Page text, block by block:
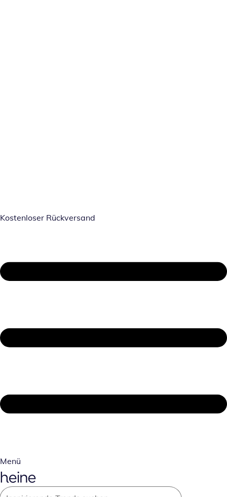
Kostenloser Rückversand
Menü